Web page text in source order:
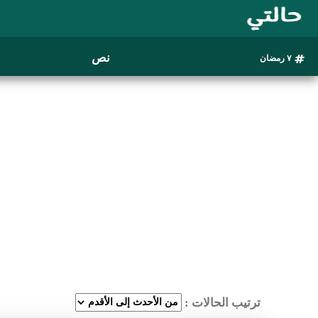
٧ رمضان نص
ترتيب الحالات :